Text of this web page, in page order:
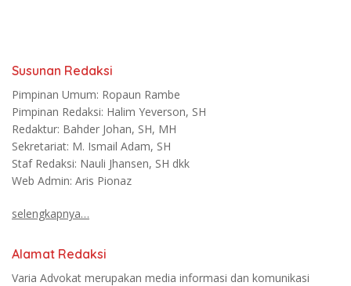
Susunan Redaksi
Pimpinan Umum: Ropaun Rambe
Pimpinan Redaksi: Halim Yeverson, SH
Redaktur: Bahder Johan, SH, MH
Sekretariat: M. Ismail Adam, SH
Staf Redaksi: Nauli Jhansen, SH dkk
Web Admin: Aris Pionaz
selengkapnya…
Alamat Redaksi
Varia Advokat merupakan media informasi dan komunikasi